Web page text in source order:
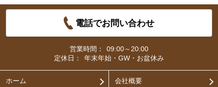
電話でお問い合わせ
営業時間：
09:00～20:00
定休日：
年末年始・GW・お盆休み
ホーム 会社概要